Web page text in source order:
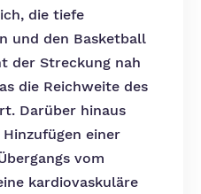
die tiefe
und den Basketball
der Streckung nah
die Reichweite des
Darüber hinaus
einer
vom
kardiovaskuläre